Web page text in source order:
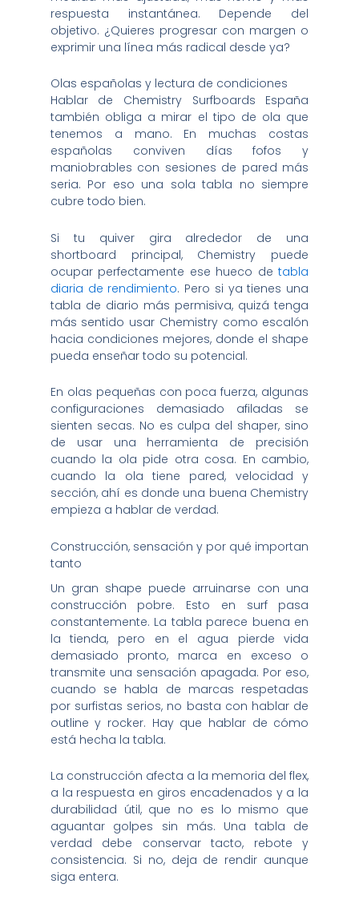
respuesta instantánea. Depende del
objetivo. ¿Quieres progresar con margen o
exprimir una línea más radical desde ya?
Olas españolas y lectura de condiciones
Hablar de Chemistry Surfboards España
también obliga a mirar el tipo de ola que
tenemos a mano. En muchas costas
españolas conviven días fofos y
maniobrables con sesiones de pared más
seria. Por eso una sola tabla no siempre
cubre todo bien.
Si tu quiver gira alrededor de una
shortboard principal, Chemistry puede
ocupar perfectamente ese hueco detabla
diaria de rendimiento. Pero si ya tienes una
tabla de diario más permisiva, quizá tenga
más sentido usar Chemistry como escalón
hacia condiciones mejores, donde el shape
pueda enseñar todo su potencial.
En olas pequeñas con poca fuerza, algunas
configuraciones demasiado afiladas se
sienten secas. No es culpa del shaper, sino
de usar una herramienta de precisión
cuando la ola pide otra cosa. En cambio,
cuando la ola tiene pared, velocidad y
sección, ahí es donde una buena Chemistry
empieza a hablar de verdad.
Construcción, sensación y por qué importan
tanto
Un gran shape puede arruinarse con una
construcción pobre. Esto en surf pasa
constantemente. La tabla parece buena en
la tienda, pero en el agua pierde vida
demasiado pronto, marca en exceso o
transmite una sensación apagada. Por eso,
cuando se habla de marcas respetadas
por surfistas serios, no basta con hablar de
outline y rocker. Hay que hablar de cómo
está hecha la tabla.
La construcción afecta a la memoria del flex,
a la respuesta en giros encadenados y a la
durabilidad útil, que no es lo mismo que
aguantar golpes sin más. Una tabla de
verdad debe conservar tacto, rebote y
consistencia. Si no, deja de rendir aunque
siga entera.